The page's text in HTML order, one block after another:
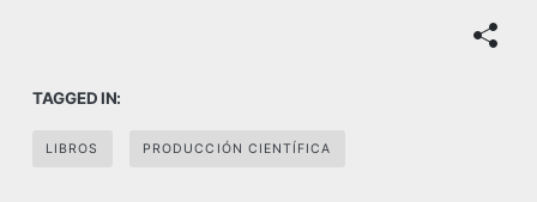
TAGGED IN:
LIBROS PRODUCCIÓN CIENTÍFICA